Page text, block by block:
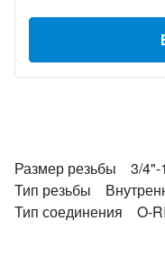
Размер резьбы 3/4"-
Тип резьбы
Тип соединения O-